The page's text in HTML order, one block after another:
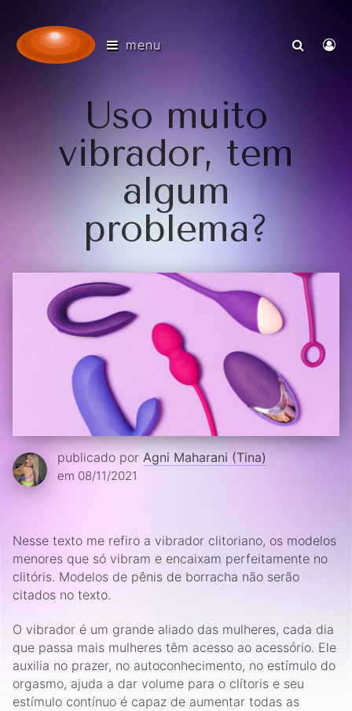
menu
Uso muito
vibrador, tem
algum
problema?
publicado por Agni Maharani (Tina)
em 08/11/2021
Nesse texto me refiro a vibrador clitoriano, os modelos
menores que só vibram e encaixam perfeitamente no
clitóris. Modelos de pênis de borracha não serão
citados no texto.
O vibrador é um grande aliado das mulheres, cada dia
que passa mais mulheres têm acesso ao acessório. Ele
auxilia no prazer, no autoconhecimento, no estímulo do
orgasmo, ajuda a dar volume para o clítoris e seu
estímulo contínuo é capaz de aumentar todas as